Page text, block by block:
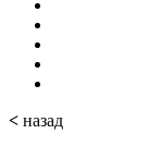
< назад